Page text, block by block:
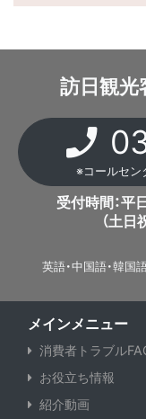
メインメニュー
消費者トラブル
お役立ち情報
紹介動画
訪日観光
※コールセン
受付時間：
（土
英語・​中国語・韓国語